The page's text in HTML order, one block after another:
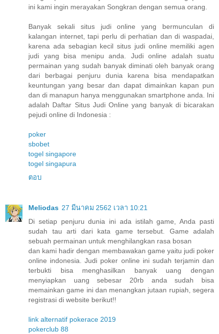
ini kami ingin merayakan Songkran dengan semua orang.
Banyak sekali situs judi online yang bermunculan di
kalangan internet, tapi perlu di perhatian dan di waspadai,
karena ada sebagian kecil situs judi online memiliki agen
judi yang bisa menipu anda. Judi online adalah suatu
permainan yang sudah banyak diminati oleh banyak orang
dari berbagai penjuru dunia karena bisa mendapatkan
keuntungan yang besar dan dapat dimainkan kapan pun
dan di manapun hanya menggunakan smartphone anda. Ini
adalah Daftar Situs Judi Online yang banyak di bicarakan
pejudi online di Indonesia :
poker
sbobet
togel singapore
togel singapura
ตอบ
Meliodas 27 มีนาคม 2562 เวลา 10:21
Di setiap penjuru dunia ini ada istilah game, Anda pasti
sudah tau arti dari kata game tersebut. Game adalah
sebuah permainan untuk menghilangkan rasa bosan
dan kami hadir dengan membawakan game yaitu judi poker
online indonesia. Judi poker online ini sudah terjamin dan
terbukti bisa menghasilkan banyak uang dengan
menyiapkan uang sebesar 20rb anda sudah bisa
memainkan game ini dan menangkan jutaan rupiah, segera
registrasi di website berikut!!
link alternatif pokerace 2019
pokerclub 88